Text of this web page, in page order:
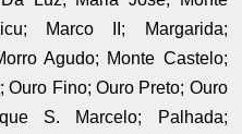
Marco II; Margarida;
Agudo; Monte Castelo;
Ouro Fino; Ouro Preto; Ouro
S. Marcelo; Palhada;